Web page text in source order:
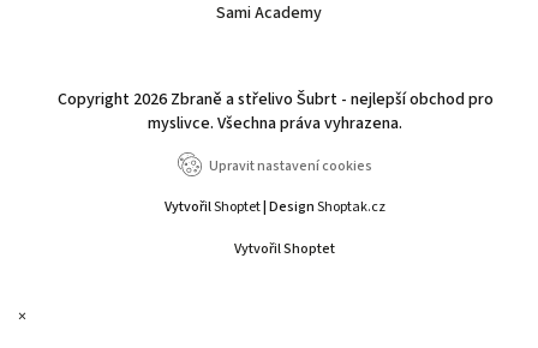
Sami Academy
Vytvořil Shoptet
Copyright 2026 Zbraně a střelivo Šubrt - nejlepší obchod pro
myslivce. Všechna práva vyhrazena.
Upravit nastavení cookies
VytvořilShoptet| DesignShoptak.cz
×